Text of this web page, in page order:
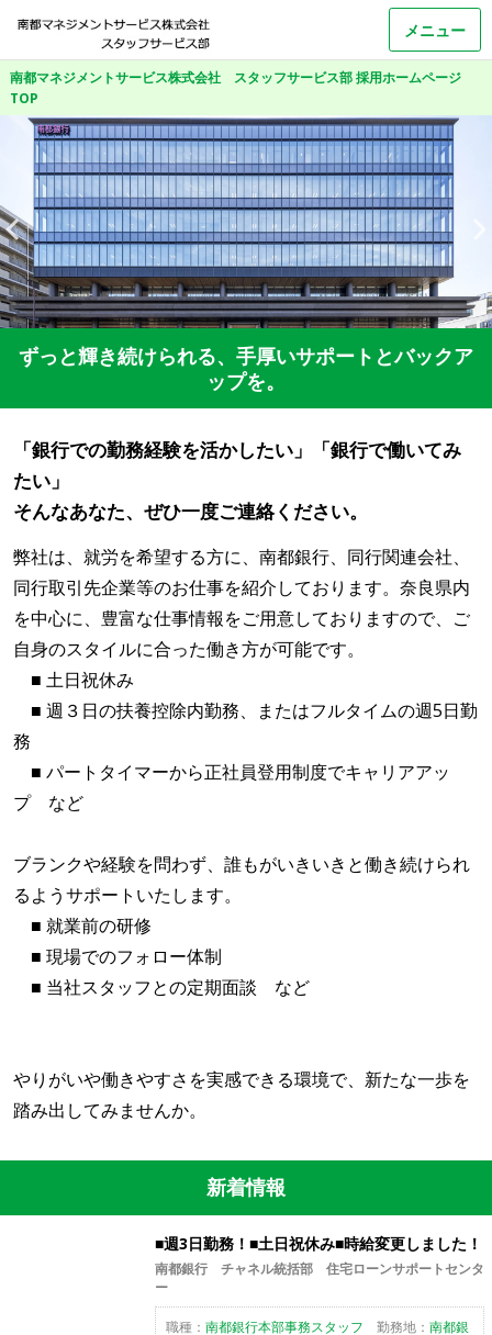
メニュー
南都マネジメントサービス株式会社 スタッフサービス部 採用ホームページ
TOP
ずっと輝き続けられる、手厚いサポートとバックア
ップを。
「銀行での勤務経験を活かしたい」「銀行で働いてみ
たい」
そんなあなた、ぜひ一度ご連絡ください。
弊社は、就労を希望する方に、南都銀行、同行関連会社、
同行取引先企業等のお仕事を紹介しております。奈良県内
を中心に、豊富な仕事情報をご用意しておりますので、ご
自身のスタイルに合った働き方が可能です。
■ 土日祝休み
■ 週３日の扶養控除内勤務、またはフルタイムの週5日勤
務
■ パートタイマーから正社員登用制度でキャリアアッ
プ など
ブランクや経験を問わず、誰もがいきいきと働き続けられ
るようサポートいたします。
■ 就業前の研修
■ 現場でのフォロー体制
■ 当社スタッフとの定期面談 など
やりがいや働きやすさを実感できる環境で、新たな一歩を
踏み出してみませんか。
新着情報
■週3日勤務！■土日祝休み■時給変更しました！
南都銀行 チャネル統括部 住宅ローンサポートセンタ
ー
職種： 南都銀行本部事務スタッフ 勤務地： 南都銀